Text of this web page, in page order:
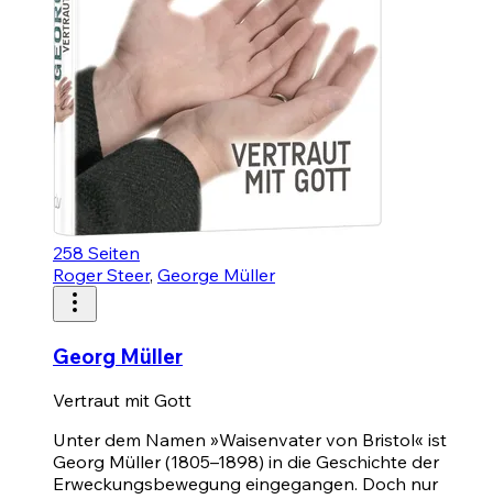
258 Seiten
Roger Steer, George Müller
Georg Müller
Vertraut mit Gott
Unter dem Namen »Waisenvater von Bristol« ist
Georg Müller (1805–1898) in die Geschichte der
Erweckungsbewegung eingegangen. Doch nur